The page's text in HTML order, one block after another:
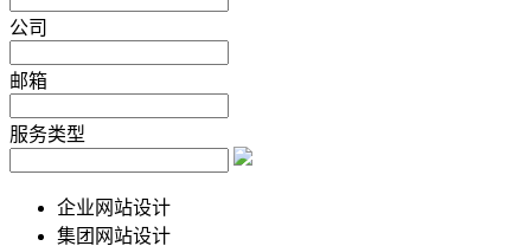
公司
邮箱
服务类型
企业网站设计
集团网站设计